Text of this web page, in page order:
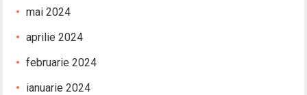
mai 2024
aprilie 2024
februarie 2024
ianuarie 2024